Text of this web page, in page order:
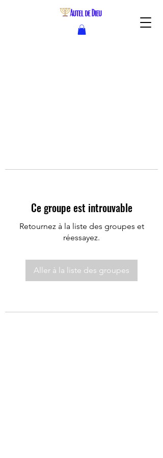
Ce groupe est introuvable
Retournez à la liste des groupes et
réessayez.
Aller à la liste des groupes